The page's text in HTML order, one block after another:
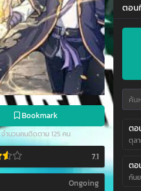
Bookmark
จำนวนคนติดตาม 125 คน
7.1
Ongoing
ตอน
ตอ
ตุล
ตอ
กัน